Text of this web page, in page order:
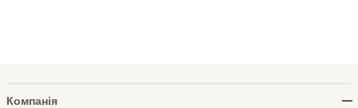
Компанія